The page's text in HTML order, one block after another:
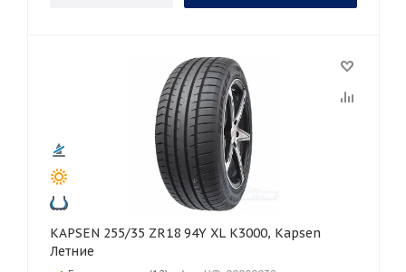
KAPSEN 255/35 ZR18 94Y XL K3000, Kapsen
Летние